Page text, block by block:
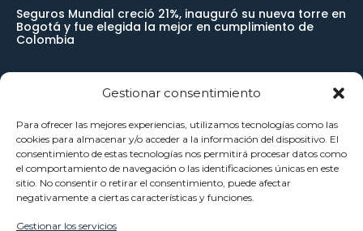
Gestionar consentimiento
Para ofrecer las mejores experiencias, utilizamos tecnologías como las
cookies para almacenar y/o acceder a la información del dispositivo. El
consentimiento de estas tecnologías nos permitirá procesar datos como
el comportamiento de navegación o las identificaciones únicas en este
sitio. No consentir o retirar el consentimiento, puede afectar
negativamente a ciertas características y funciones.
Gestionar los servicios
Seguros Mundial creció 21%, inauguró su nueva torre en
Bogotá y fue elegida la mejor en cumplimiento de
Colombia
Newsletter
Reciba noticias importantes directamente en su buzón de
entrada y manténgase conectado.